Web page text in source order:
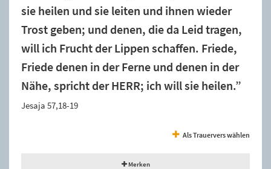
sie heilen und sie leiten und ihnen wieder
Trost geben; und denen, die da Leid tragen,
will ich Frucht der Lippen schaffen. Friede,
Friede denen in der Ferne und denen in der
Nähe, spricht der HERR; ich will sie heilen.”
Jesaja 57,18-19
Als Trauervers wählen
Merken